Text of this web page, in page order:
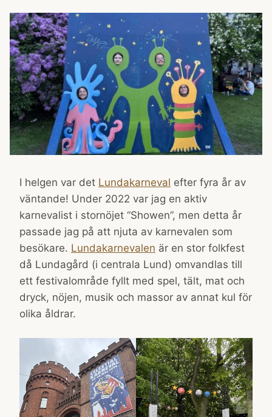
I helgen var det Lundakarneval efter fyra år av
väntande! Under 2022 var jag en aktiv
karnevalist i stornöjet “Showen”, men detta år
passade jag på att njuta av karnevalen som
besökare. Lundakarnevalen är en stor folkfest
då Lundagård (i centrala Lund) omvandlas till
ett festivalområde fyllt med spel, tält, mat och
dryck, nöjen, musik och massor av annat kul för
olika åldrar.